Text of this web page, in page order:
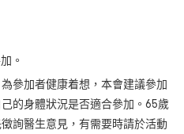
。
參加者健康着想，本會建議參加
的身體狀況是否適合參加。65歲
詢醫生意見，有需要時請於活動